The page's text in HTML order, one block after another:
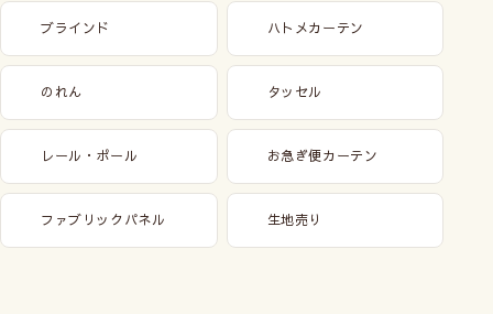
ブラインド ハトメカーテン
のれん タッセル
レール・ポール お急ぎ便カーテン
ファブリックパネル 生地売り